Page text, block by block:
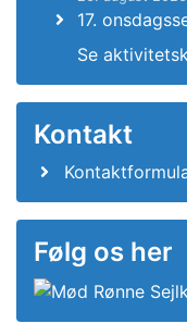
17.
Se
Kontakt
Følg os her